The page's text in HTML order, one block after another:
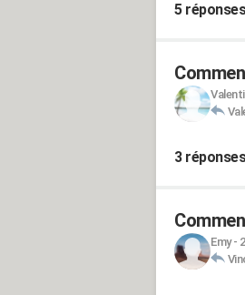
5 réponses
3 réponses
Emy-